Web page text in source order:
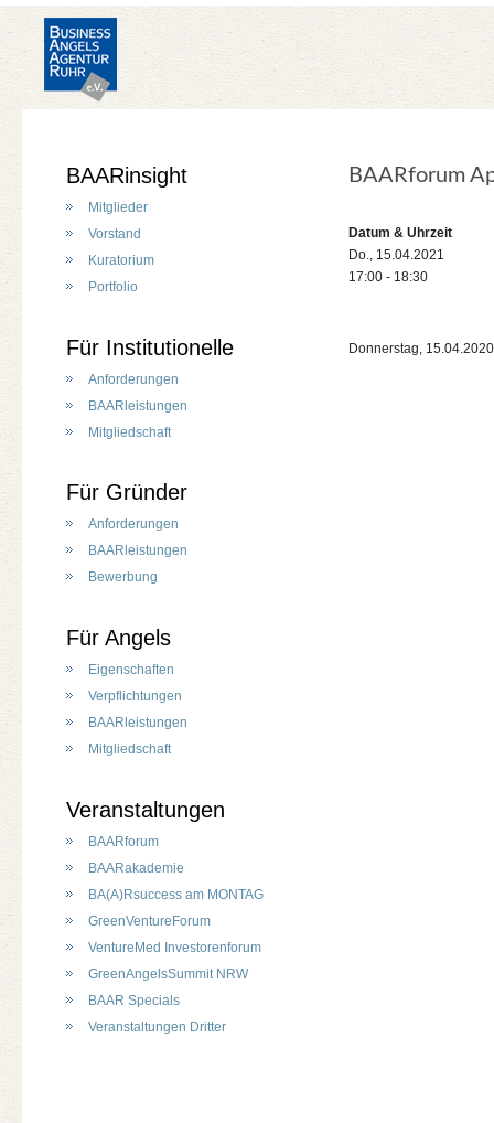
BAARforum
Datum & Uhrzeit
Do., 15.04.2021
17:00 - 18:30
Donnerstag,
BAARinsight
Mitglieder
Vorstand
Kuratorium
Portfolio
Für Institutionelle
Anforderungen
BAARleistungen
Mitgliedschaft
Für Gründer
Anforderungen
BAARleistungen
Bewerbung
Für Angels
Eigenschaften
Verpflichtungen
BAARleistungen
Mitgliedschaft
Veranstaltungen
BAARforum
BAARakademie
BA(A)Rsuccess am MONTAG
GreenVentureForum
VentureMed Investorenforum
GreenAngelsSummit NRW
BAAR Specials
Veranstaltungen Dritter